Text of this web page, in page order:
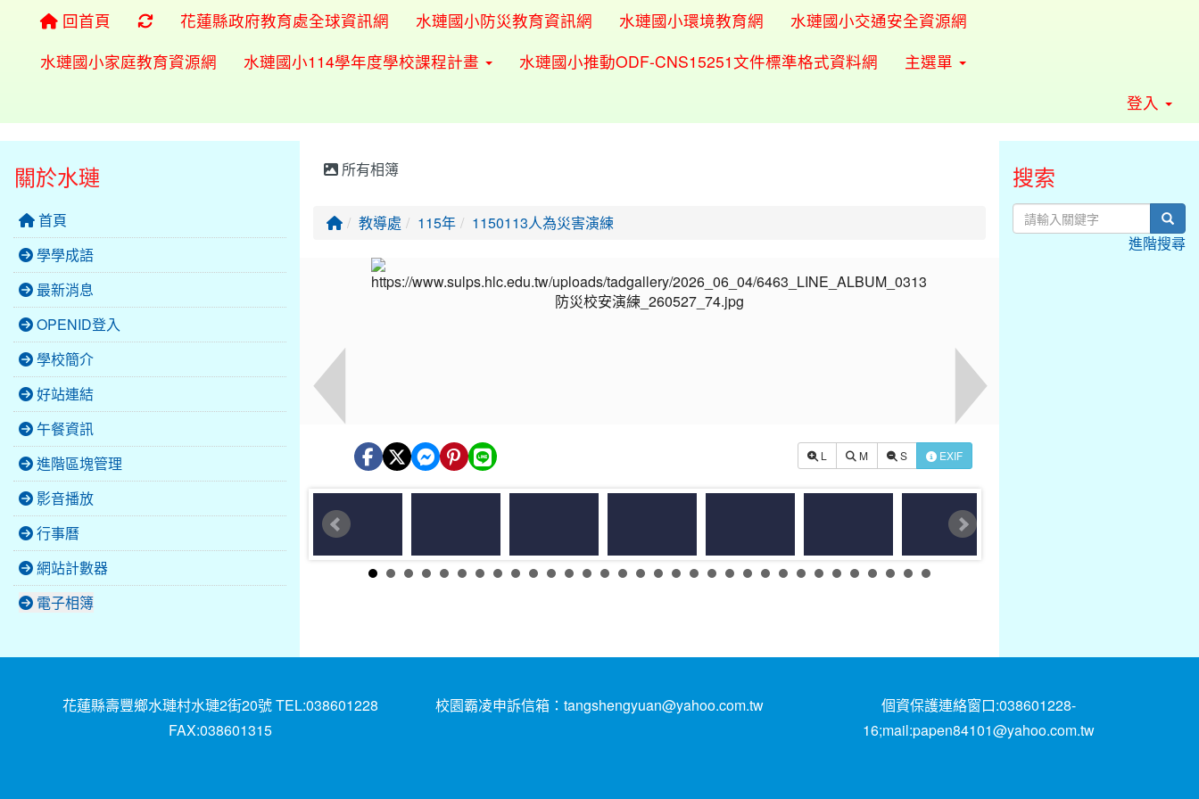
回首頁 重新取得佈景設定
花蓮縣政府教育處全球資訊網 水璉國小防災教育資訊網 水璉國小環境教育網
水璉國小交通安全資源網
水璉國小家庭教育資源網
水璉國小114學年度學校課程計畫 水璉國小推動ODF-CNS15251文件標準格式資料網
主選單
登入
所有相簿
回首頁
教導處 115年 1150113人為災害演練
L M S EXIF
關於水璉
首頁
學學成語
最新消息
OPENID登入
學校簡介
好站連結
午餐資訊
進階區塊管理
影音播放
行事曆
網站計數器
電子相簿
搜索
進階搜尋
花蓮縣壽豐鄉水璉村水璉2街20號 TEL:038601228
FAX:038601315
校園霸凌申訴信箱：tangshengyuan@yahoo.com.tw
個資保護連絡窗口:038601228-
16;mail:papen84101@yahoo.com.tw